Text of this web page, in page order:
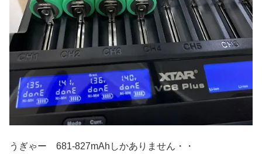
うぎゃー 681-827mAhしかありません・・